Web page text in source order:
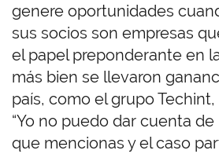
genere oportunidades
sus socios son empresas
el papel preponderante en
más bien se llevaron
país, como el grupo
“Yo no puedo dar cuenta
que mencionas y el caso